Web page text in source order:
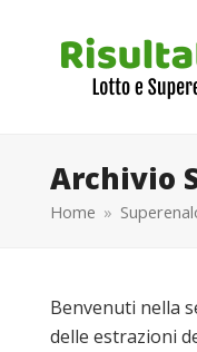
Archivio
Home »
Benvenuti nella
delle estrazioni